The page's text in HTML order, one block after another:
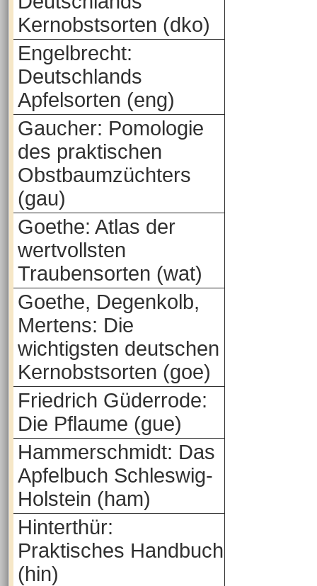
Kernobstsorten (dko)
Engelbrecht:
Deutschlands
Apfelsorten (eng)
Gaucher: Pomologie
des praktischen
Obstbaumzüchters
(gau)
Goethe: Atlas der
wertvollsten
Traubensorten (wat)
Goethe, Degenkolb,
Mertens: Die
wichtigsten deutschen
Kernobstsorten (goe)
Friedrich Güderrode:
Die Pflaume (gue)
Hammerschmidt: Das
Apfelbuch Schleswig-
Holstein (ham)
Hinterthür:
Praktisches Handbuch
(hin)